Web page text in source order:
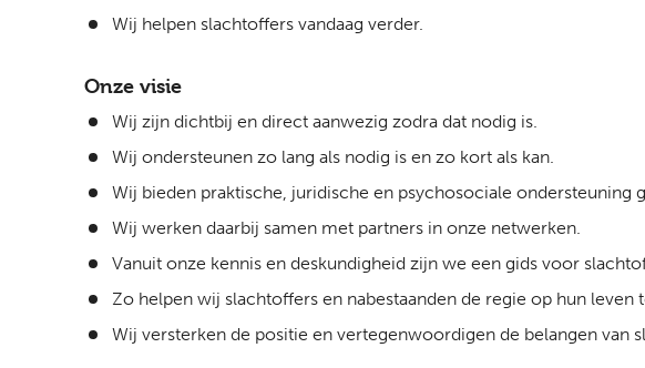
Wij helpen slachtoffers vandaag verder.
Onze visie
Wij zijn dichtbij en direct aanwezig zodra dat nodig is.
Wij ondersteunen zo lang als nodig is en zo kort als kan.
Wij bieden praktische, juridische en psychosociale ondersteuning
Wij werken daarbij samen met partners in onze netwerken.
Vanuit onze kennis en deskundigheid zijn we een gids voor
Zo helpen wij slachtoffers en nabestaanden de regie op hun leven
Wij versterken de positie en vertegenwoordigen de belangen van